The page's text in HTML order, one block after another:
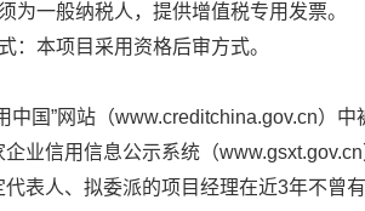
为一般纳税人，提供增值税专用发票。
：本项目采用资格后审方式。
中国”网站（www.creditchina.gov.cn）中
业信用信息公示系统（www.gsxt.gov.cn
表人、拟委派的项目经理在近3年不曾